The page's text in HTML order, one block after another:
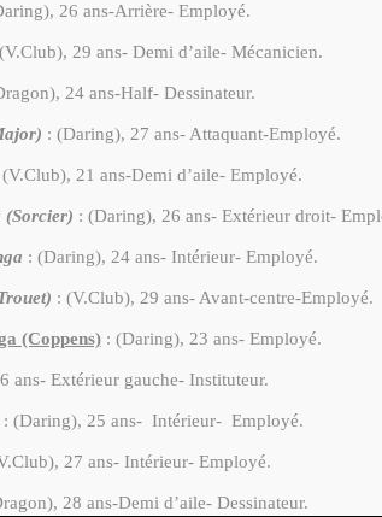
26 ans-Arrière- Employé.
29 ans- Demi d’aile- Mécanicien.
24 ans-Half- Dessinateur.
: (Daring), 27 ans- Attaquant-Employé.
21 ans-Demi d’aile- Employé.
(Sorcier) : (Daring), 26 ans- Extérieur droit-
: (Daring), 24 ans- Intérieur- Employé.
: (V.Club), 29 ans- Avant-centre-Employé.
(Coppens): (Daring), 23 ans- Employé.
ans- Extérieur gauche- Instituteur.
: (Daring), 25 ans- Intérieur- Employé.
27 ans- Intérieur- Employé.
28 ans-Demi d’aile- Dessinateur.